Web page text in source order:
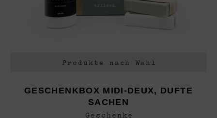
Produkte nach Wahl
GESCHENKBOX MIDI-DEUX, DUFTE
SACHEN
Geschenke